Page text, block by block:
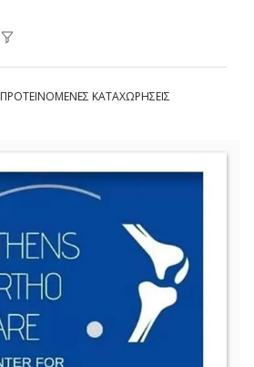
ΠΡΟΤΕΙΝΟΜΕΝΕΣ ΚΑΤΑΧΩΡΗΣΕΙΣ